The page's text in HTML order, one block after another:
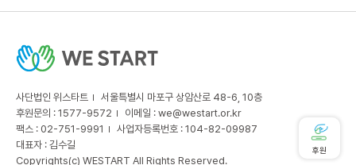
사단법인 위스타트
서울특별시 마포구 상암산로 48-6, 10층
후원문의 : 1577-9572
이메일 : we@westart.or.kr
팩스 : 02-751-9991
사업자등록번호 : 104-82-09987
대표자 : 김수길
Copyrights(c) WESTART All Rights Reserved.
후원